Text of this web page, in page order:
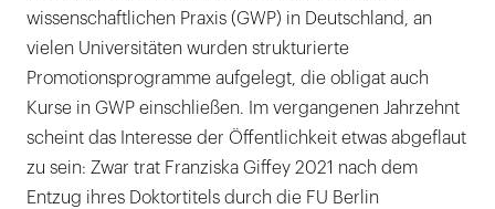
wissenschaftlichen Praxis (GWP) in Deutschland, an
vielen Universitäten wurden strukturierte
Promotionsprogramme aufgelegt, die obligat auch
Kurse in GWP einschließen. Im vergangenen Jahrzehnt
scheint das Interesse der Öffentlichkeit etwas abgeflaut
zu sein: Zwar trat Franziska Giffey 2021 nach dem
Entzug ihres Doktortitels durch die FU Berlin